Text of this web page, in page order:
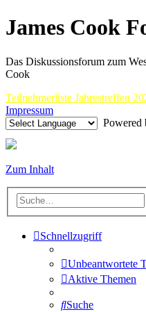
James Cook
Das Diskussionsforum zum
Cook
Teilnehmerliste Jahrestreffen
Impressum
Powered
Zum Inhalt
Schnellzugriff
Unbeantwortete
Aktive Themen
Suche